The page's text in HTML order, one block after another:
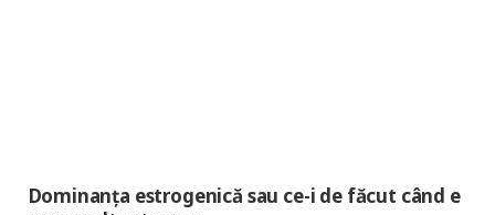
Dominanța estrogenică sau ce-i de făcut când e